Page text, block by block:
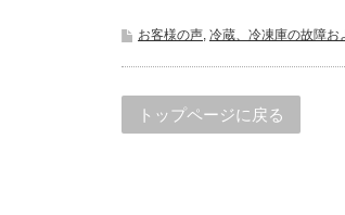
お客様の声, 冷蔵、冷凍庫の故障お
トップページに戻る